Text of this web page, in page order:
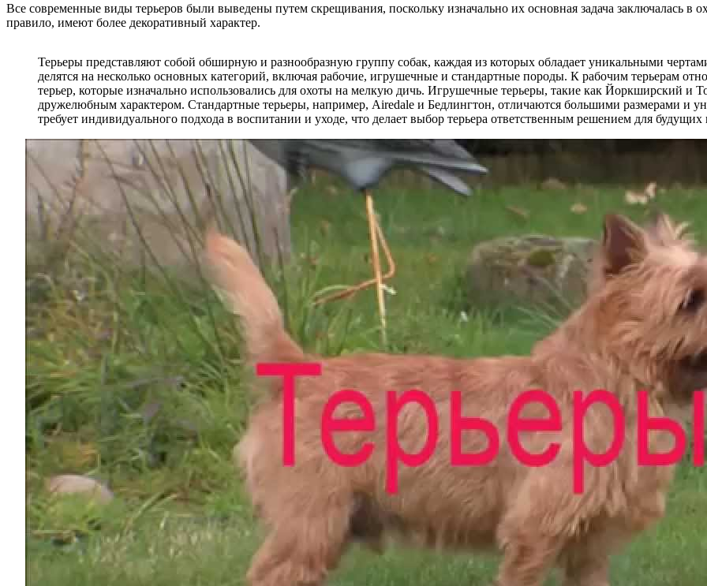
Все современные виды терьеров были выведены путем скрещивания, поскольку изначально их основная задача заключалась
правило, имеют более декоративный характер.
Терьеры представляют собой обширную и разнообразную группу собак, каждая из которых обладает уникальными
делятся на несколько основных категорий, включая рабочие, игрушечные и стандартные породы. К рабочим терьерам
терьер, которые изначально использовались для охоты на мелкую дичь. Игрушечные терьеры, такие как Йоркширский и
дружелюбным характером. Стандартные терьеры, например, Аiredale и Бедлингтон, отличаются большими размерами и
требует индивидуального подхода в воспитании и уходе, что делает выбор терьера ответственным решением для будущих